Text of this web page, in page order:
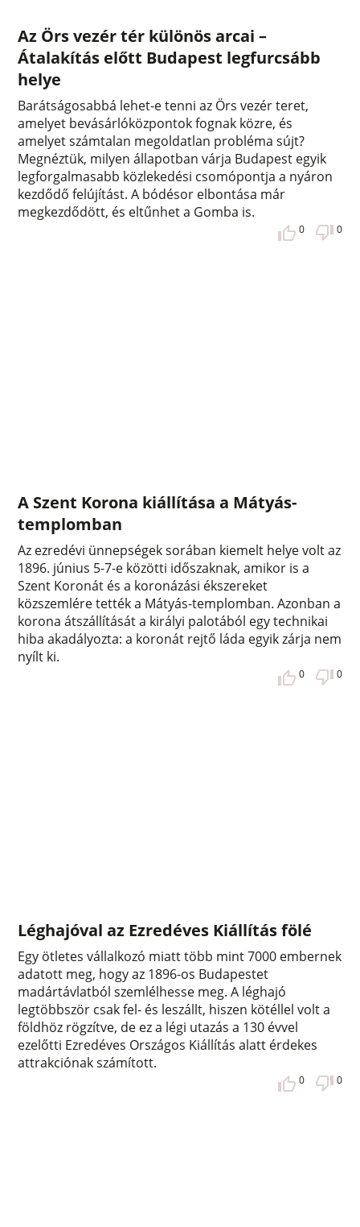
Az Örs vezér tér különös arcai –
Átalakítás előtt Budapest legfurcsább
helye
Barátságosabbá lehet-e tenni az Örs vezér teret,
amelyet bevásárlóközpontok fognak közre, és
amelyet számtalan megoldatlan probléma sújt?
Megnéztük, milyen állapotban várja Budapest egyik
legforgalmasabb közlekedési csomópontja a nyáron
kezdődő felújítást. A bódésor elbontása már
megkezdődött, és eltűnhet a Gomba is.
0 0
A Szent Korona kiállítása a Mátyás-
templomban
Az ezredévi ünnepségek sorában kiemelt helye volt az
1896. június 5-7-e közötti időszaknak, amikor is a
Szent Koronát és a koronázási ékszereket
közszemlére tették a Mátyás-templomban. Azonban a
korona átszállítását a királyi palotából egy technikai
hiba akadályozta: a koronát rejtő láda egyik zárja nem
nyílt ki.
0 0
Léghajóval az Ezredéves Kiállítás fölé
Egy ötletes vállalkozó miatt több mint 7000 embernek
adatott meg, hogy az 1896-os Budapestet
madártávlatból szemlélhesse meg. A léghajó
legtöbbször csak fel- és leszállt, hiszen kötéllel volt a
földhöz rögzítve, de ez a légi utazás a 130 évvel
ezelőtti Ezredéves Országos Kiállítás alatt érdekes
attrakciónak számított.
0 0